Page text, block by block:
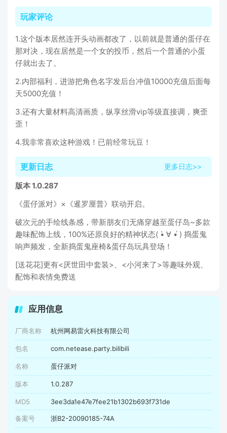
玩家评论
1.这个版本居然连开头动画都改了，以前就是普通的蛋仔在
那对决，现在居然是一个女的投币，然后一个普通的小蛋
仔就出去了。
2.内部福利，进游把角色名字发后台冲值10000充值后面每
天5000充值！
3.还有大量材料高清画质，纵享丝滑vip等级直接调，爽歪
歪！
4.我非常喜欢这种游戏！已前经常玩豆！
更新日志 更多日志>>
版本 1.0.287
《蛋仔派对》×《暹罗厘普》联动开启。
破次元的手绘线条感，带新朋友们无痛穿越至蛋仔岛~多款
趣味配饰上线，100%还原良好的精神状态( •̀ ∀ •́ ) 捣蛋鬼
响声频发，全新捣蛋鬼座椅&蛋仔岛玩具登场！
[送花花]更有<厌世田中套装>、<小河来了>等趣味外观、
配饰和表情免费送
应用信息
厂商名称 杭州网易雷火科技有限公司
包名 com.netease.party.bilibili
名称 蛋仔派对
版本 1.0.287
MD5 3ee3da1e47e7fee21b1302b693f731de
备案号 浙B2-20090185-74A